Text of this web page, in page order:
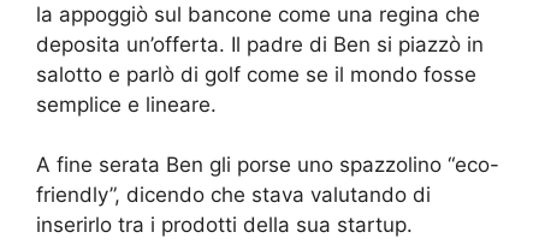
la appoggiò sul bancone come una regina che
deposita un’offerta. Il padre di Ben si piazzò in
salotto e parlò di golf come se il mondo fosse
semplice e lineare.
A fine serata Ben gli porse uno spazzolino “eco-
friendly”, dicendo che stava valutando di
inserirlo tra i prodotti della sua startup.